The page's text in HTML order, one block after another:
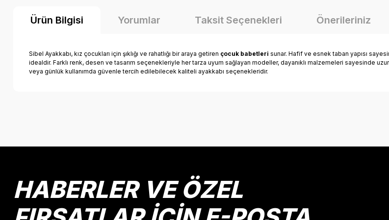
Ürün Bilgisi Yorumlar Taksit Seçenekleri Önerileriniz
Sibel Ayakkabı, kız çocukları için şıklığı ve rahatlığı bir araya getiren çocuk babetleri sunar. Hafif ve esnek taban yapısı
idealdir. Farklı renk, desen ve tasarım seçenekleriyle her tarza uyum sağlayan modeller, dayanıklı malzemeleri sayesinde
veya günlük kullanımda güvenle tercih edilebilecek kaliteli ayakkabı seçenekleridir.
Ürün resmi kalitesiz, bozuk veya görüntülenemiyor.
Ürün fiyatı diğer sitelerden daha pahalı.
Bu ürüne benzer farklı alternatifler olmalı.
HABERLER VE ÖZEL